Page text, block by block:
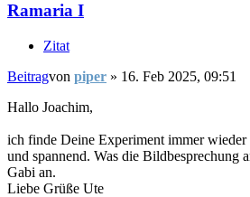
Ramaria I
Zitat
Beitragvon piper » 16. Feb 2025, 09:51
Hallo Joachim,
ich finde Deine Experiment immer wieder
und spannend. Was die Bildbesprechung
Gabi an.
Liebe Grüße Ute